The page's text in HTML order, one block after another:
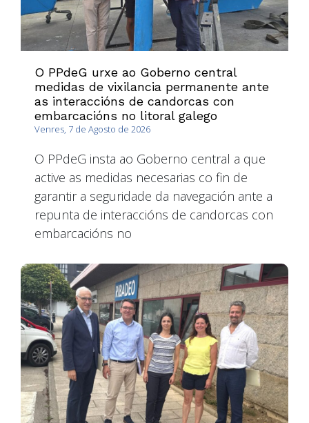
O PPdeG urxe ao Goberno central
medidas de vixilancia permanente ante
as interaccións de candorcas con
embarcacións no litoral galego
Venres, 7 de Agosto de 2026
O PPdeG insta ao Goberno central a que
active as medidas necesarias co fin de
garantir a seguridade da navegación ante a
repunta de interaccións de candorcas con
embarcacións no